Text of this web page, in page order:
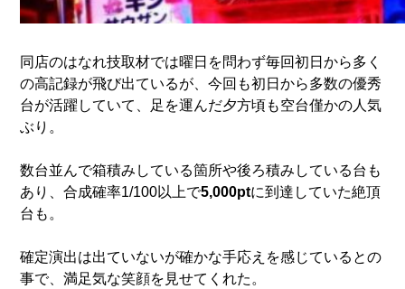
同店のはなれ技取材では曜日を問わず毎回初日から多く
の高記録が飛び出ているが、今回も初日から多数の優秀
台が活躍していて、足を運んだ夕方頃も空台僅かの人気
ぶり。
数台並んで箱積みしている箇所や後ろ積みしている台も
あり、合成確率1/100以上で5,000ptに到達していた絶頂
台も。
確定演出は出ていないが確かな手応えを感じているとの
事で、満足気な笑顔を見せてくれた。